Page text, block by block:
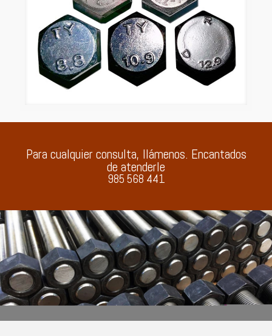
Para cualquier consulta, llámenos. Encantados
de atenderle
985 568 441